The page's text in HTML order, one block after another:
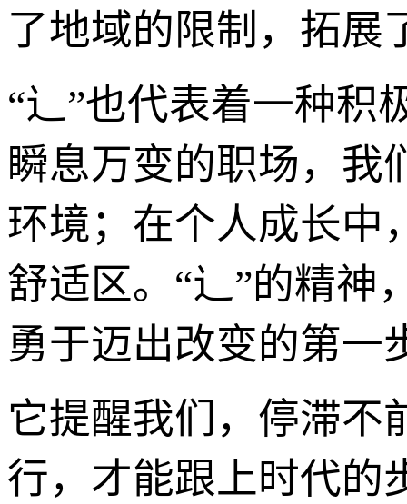
了地域的限制，拓展
“辶”也代表着一种积
瞬息万变的职场，我
环境；在个人成长中
舒适区。“辶”的精神
勇于迈出改变的第一
它提醒我们，停滞不
行，才能跟上时代的